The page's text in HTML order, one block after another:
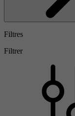
Filtres
Filtrer